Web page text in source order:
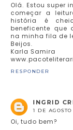
Olá. Estou super
começar a
história é
beneficente que
na minha fila de
Beijos.
Karla Samira
RESPONDER
INGRID
1 DE
Oi, tudo bem?